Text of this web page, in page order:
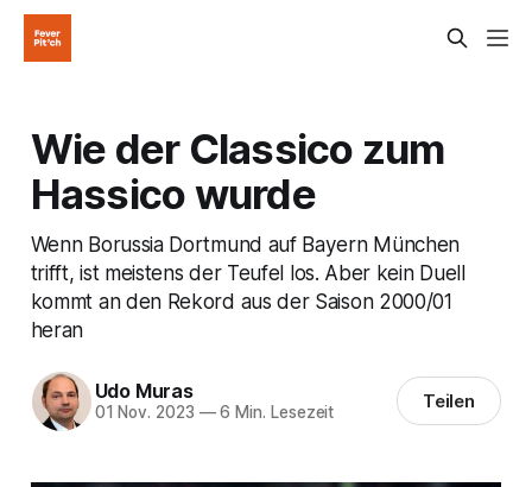
Wie der Classico zum
Hassico wurde
Wenn Borussia Dortmund auf Bayern München
trifft, ist meistens der Teufel los. Aber kein Duell
kommt an den Rekord aus der Saison 2000/01
heran
Udo Muras
01 Nov. 2023 —6 Min. Lesezeit Teilen